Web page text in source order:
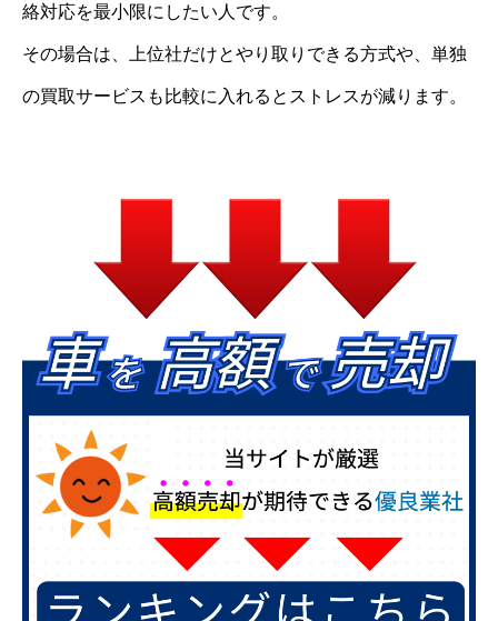
絡対応を最小限にしたい人です。
その場合は、上位社だけとやり取りできる方式や、単独
の買取サービスも比較に入れるとストレスが減ります。